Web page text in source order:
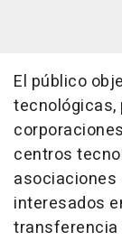
El público
tecnológicas,
centros
asociaciones
interesados